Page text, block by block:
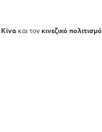
Κίνα και τον κινεζικό πολιτισμό